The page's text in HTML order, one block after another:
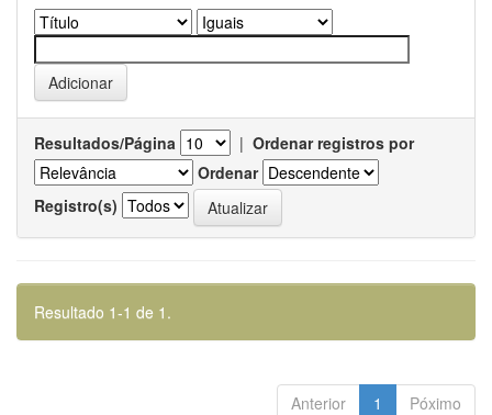
Resultados/Página | Ordenar registros por
Ordenar
Registro(s)
Resultado 1-1 de 1.
Anterior 1 Póximo